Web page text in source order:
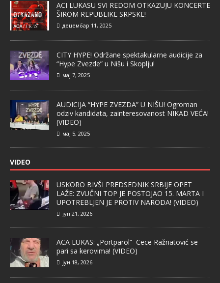
ACI LUKASU SVI REDOM OTKAZUJU KONCERTE
ŠIROM REPUBLIKE SRPSKE!
децембар 11, 2025
CITY HYPE! Održane spektakularne audicije za
“Hype Zvezde” u Nišu i Skoplju!
мај 7, 2025
AUDICIJA “HYPE ZVEZDA” U NIŠU! Ogroman
odziv kandidata, zainteresovanost NIKAD VEĆA!
(VIDEO)
мај 5, 2025
VIDEO
USKORO BIVŠI PREDSEDNIK SRBIJE OPET
LAŽE: ZVUČNI TOP JE POSTOJAO 15. MARTA I
UPOTREBLJEN JE PROTIV NARODA! (VIDEO)
јун 21, 2026
ACA LUKAS: „Portparol“ Cece Ražnatović se
pari sa kerovima! (VIDEO)
јун 18, 2026